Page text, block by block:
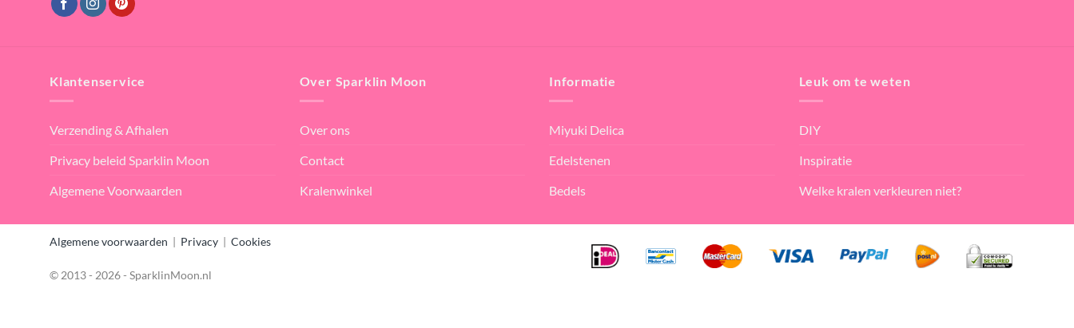
Klantenservice
Verzending & Afhalen
Privacy beleid Sparklin Moon
Algemene Voorwaarden
Over Sparklin Moon
Over ons
Contact
Kralenwinkel
Informatie
Miyuki Delica
Edelstenen
Bedels
Leuk om te weten
DIY
Inspiratie
Welke kralen verkleuren niet?
Algemene voorwaarden | Privacy | Cookies
© 2013 - 2026 - SparklinMoon.nl